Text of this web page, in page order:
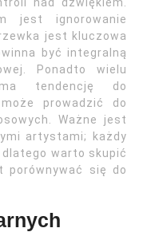
jest ignorowanie
jest kluczowa
być integralną
Ponadto wielu
tendencję do
prowadzić do
Ważne jest
artystami; każdy
warto skupić
porównywać się do